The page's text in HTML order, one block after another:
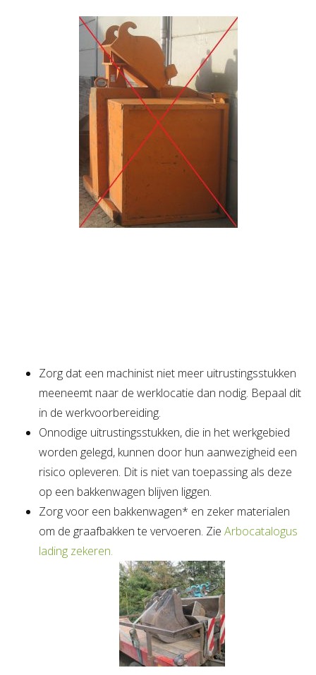
Zorg dat een machinist niet meer uitrustingsstukken
meeneemt naar de werklocatie dan nodig. Bepaal dit
in de werkvoorbereiding.
Onnodige uitrustingsstukken, die in het werkgebied
worden gelegd, kunnen door hun aanwezigheid een
risico opleveren. Dit is niet van toepassing als deze
op een bakkenwagen blijven liggen.
Zorg voor een bakkenwagen* en zeker materialen
om de graafbakken te vervoeren. Zie Arbocatalogus
lading zekeren.